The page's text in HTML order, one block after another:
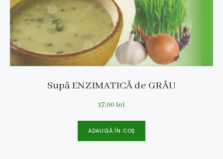
Supă ENZIMATICĂ de GRÂU
17,00lei
ADAUGĂ ÎN COȘ